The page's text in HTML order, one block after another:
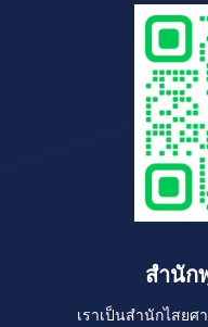
สำนัก
เราเป็นสำนักไสย